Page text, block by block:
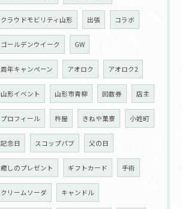
クラウドモビリティ山形 出張 コラボ
ゴールデンウイーク GW
周年キャンペーン アオロク アオロク2
山形イベント 山形市青柳 回数券 店主
プロフィール 杵屋 きねや菓寮 小姓町
記念日 スコップパブ 父の日
癒しのプレゼント ギフトカード 手術
クリームソーダ キャンドル